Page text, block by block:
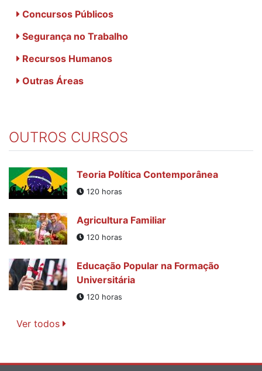
Concursos Públicos
Segurança no Trabalho
Recursos Humanos
Outras Áreas
OUTROS CURSOS
Teoria Política Contemporânea
120 horas
Agricultura Familiar
120 horas
Educação Popular na Formação
Universitária
120 horas
Ver todos